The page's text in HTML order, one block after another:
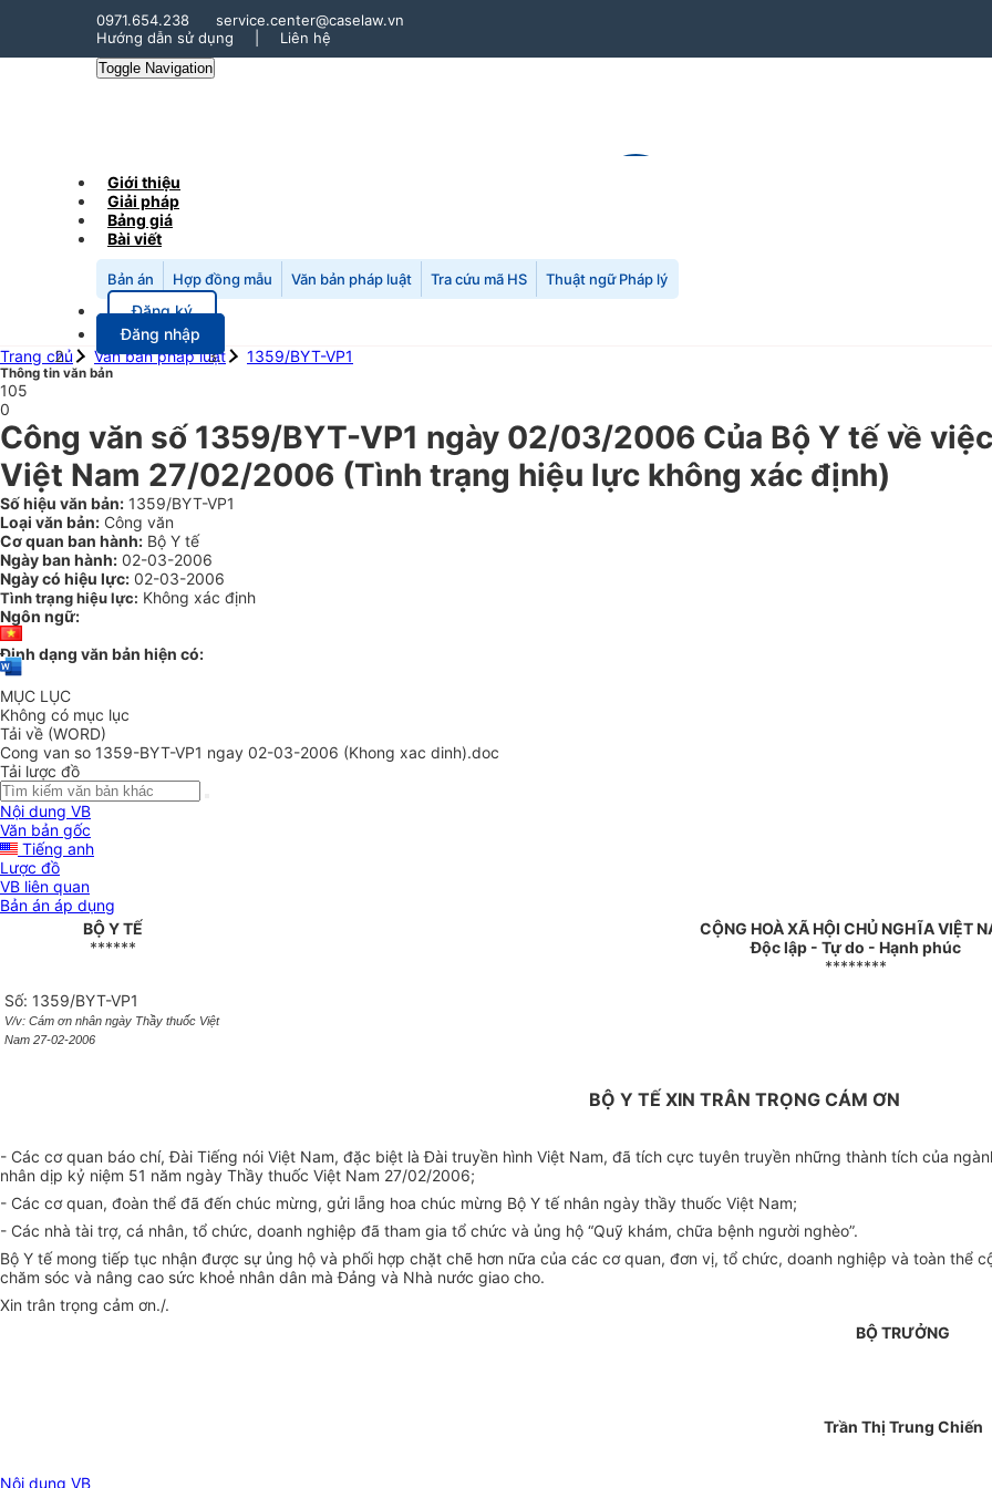
0971.654.238
service.center@caselaw.vn
Hướng dẫn sử dụng
Liên hệ
Toggle Navigation
Giới thiệu
Giải pháp
Bảng giá
Bài viết
Bản án Hợp đồng mẫu Văn bản pháp luật Tra cứu mã HS Thuật ngữ Pháp lý
Đăng ký
Đăng nhập
Trang chủ
Văn bản pháp luật 1359/BYT-VP1
Thông tin văn bản
105
0
Công văn số 1359/BYT-VP1 ngày 02/03/2006 Của Bộ Y tế về
Việt Nam 27/02/2006 (Tình trạng hiệu lực không xác định)
Số hiệu văn bản: 1359/BYT-VP1
Loại văn bản: Công văn
Cơ quan ban hành: Bộ Y tế
Ngày ban hành: 02-03-2006
Ngày có hiệu lực: 02-03-2006
Tình trạng hiệu lực: Không xác định
Ngôn ngữ:
Định dạng văn bản hiện có:
MỤC LỤC
Không có mục lục
Tải về (WORD)
Cong van so 1359-BYT-VP1 ngay 02-03-2006 (Khong xac dinh).doc
Tải lược đồ
Nội dung VB
Văn bản gốc
Tiếng anh
Lược đồ
VB liên quan
Bản án áp dụng
BỘ Y TẾ
******
CỘNG HOÀ XÃ HỘI CHỦ NGHĨA VIỆT
Độc lập - Tự do - Hạnh phúc
********
Số: 1359/BYT-VP1
V/v: Cám ơn nhân ngày Thầy thuốc Việt
Nam 27-02-2006
BỘ Y TẾ XIN TRÂN TRỌNG CÁM ƠN
- Các cơ quan báo chí, Đài Tiếng nói Việt Nam, đặc biệt là Đài truyền hình Việt Nam, đã tích cực tuyên truyền những thành tích của
nhân dịp kỷ niệm 51 năm ngày Thầy thuốc Việt Nam 27/02/2006;
- Các cơ quan, đoàn thể đã đến chúc mừng, gửi lẵng hoa chúc mừng Bộ Y tế nhân ngày thầy thuốc Việt Nam;
- Các nhà tài trợ, cá nhân, tổ chức, doanh nghiệp đã tham gia tổ chức và ủng hộ “Quỹ khám, chữa bệnh người nghèo”.
Bộ Y tế mong tiếp tục nhận được sự ủng hộ và phối hợp chặt chẽ hơn nữa của các cơ quan, đơn vị, tổ chức, doanh nghiệp và toàn thể
chăm sóc và nâng cao sức khoẻ nhân dân mà Đảng và Nhà nước giao cho.
Xin trân trọng cảm ơn./.
BỘ TRƯỞNG
Trần Thị Trung Chiến
Nội dung VB